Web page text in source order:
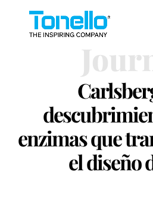
enzimas que
el diseño